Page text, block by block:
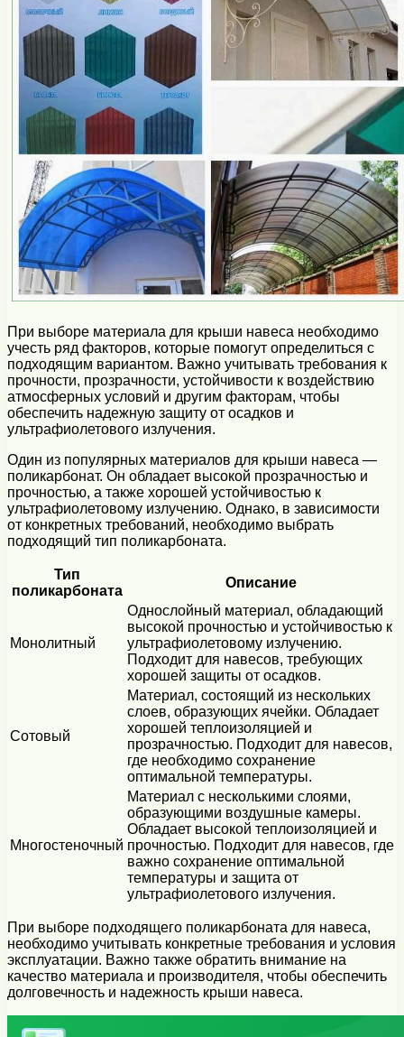
При выборе материала для крыши навеса необходимо
учесть ряд факторов, которые помогут определиться с
подходящим вариантом. Важно учитывать требования к
прочности, прозрачности, устойчивости к воздействию
атмосферных условий и другим факторам, чтобы
обеспечить надежную защиту от осадков и
ультрафиолетового излучения.
Один из популярных материалов для крыши навеса —
поликарбонат. Он обладает высокой прозрачностью и
прочностью, а также хорошей устойчивостью к
ультрафиолетовому излучению. Однако, в зависимости
от конкретных требований, необходимо выбрать
подходящий тип поликарбоната.
Тип
поликарбоната
Описание
Монолитный
Однослойный материал, обладающий
высокой прочностью и устойчивостью к
ультрафиолетовому излучению.
Подходит для навесов, требующих
хорошей защиты от осадков.
Сотовый
Материал, состоящий из нескольких
слоев, образующих ячейки. Обладает
хорошей теплоизоляцией и
прозрачностью. Подходит для навесов,
где необходимо сохранение
оптимальной температуры.
Многостеночный
Материал с несколькими слоями,
образующими воздушные камеры.
Обладает высокой теплоизоляцией и
прочностью. Подходит для навесов, где
важно сохранение оптимальной
температуры и защита от
ультрафиолетового излучения.
При выборе подходящего поликарбоната для навеса,
необходимо учитывать конкретные требования и условия
эксплуатации. Важно также обратить внимание на
качество материала и производителя, чтобы обеспечить
долговечность и надежность крыши навеса.